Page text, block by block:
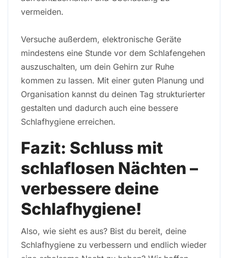
vermeiden.
Versuche außerdem, elektronische Geräte
mindestens eine Stunde vor dem Schlafengehen
auszuschalten, um dein Gehirn zur Ruhe
kommen zu lassen. Mit einer guten Planung und
Organisation kannst du deinen Tag strukturierter
gestalten und dadurch auch eine bessere
Schlafhygiene erreichen.
Fazit: Schluss mit
schlaflosen Nächten –
verbessere deine
Schlafhygiene!
Also, wie sieht es aus? Bist du bereit, deine
Schlafhygiene zu verbessern und endlich wieder